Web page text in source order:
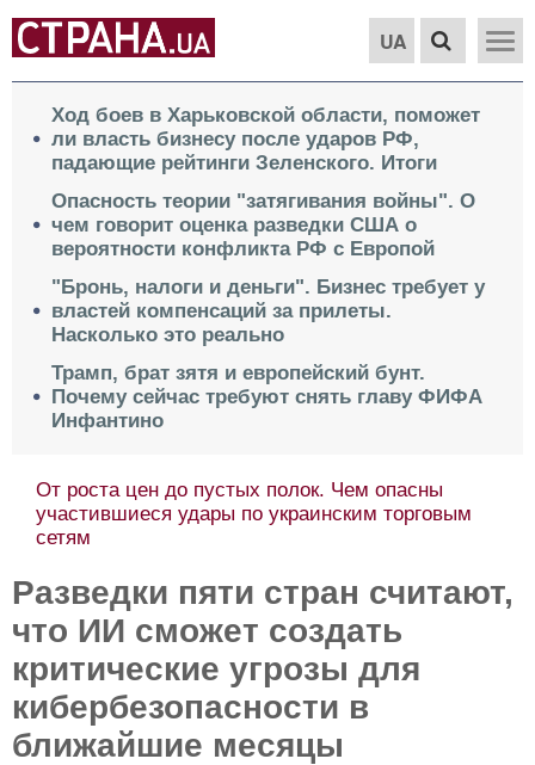
UA
Ход боев в Харьковской области, поможет
ли власть бизнесу после ударов РФ,
падающие рейтинги Зеленского. Итоги
Опасность теории "затягивания войны". О
чем говорит оценка разведки США о
вероятности конфликта РФ с Европой
"Бронь, налоги и деньги". Бизнес требует у
властей компенсаций за прилеты.
Насколько это реально
Трамп, брат зятя и европейский бунт.
Почему сейчас требуют снять главу ФИФА
Инфантино
От роста цен до пустых полок. Чем опасны
участившиеся удары по украинским торговым
сетям
Разведки пяти стран считают,
что ИИ сможет создать
критические угрозы для
кибербезопасности в
ближайшие месяцы